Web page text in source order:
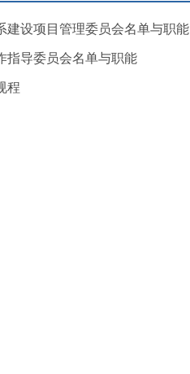
建设项目管理委员会名单与职能
指导委员会名单与职能
程